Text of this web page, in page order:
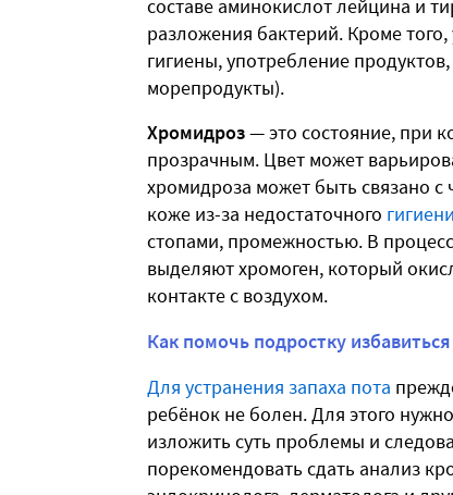
составе аминокислот лейцина и
разложения бактерий. Кроме
гигиены, употребление
морепродукты).
Хромидроз— это состояние, при
прозрачным. Цвет может
хромидроза может быть связано
коже из-за недостаточного
стопами, промежностью. В
выделяют хромоген, который
контакте с воздухом.
Как помочь подростку
Для устранения запаха пота
ребёнок не болен. Для этого
изложить суть проблемы и
порекомендовать сдать анализ